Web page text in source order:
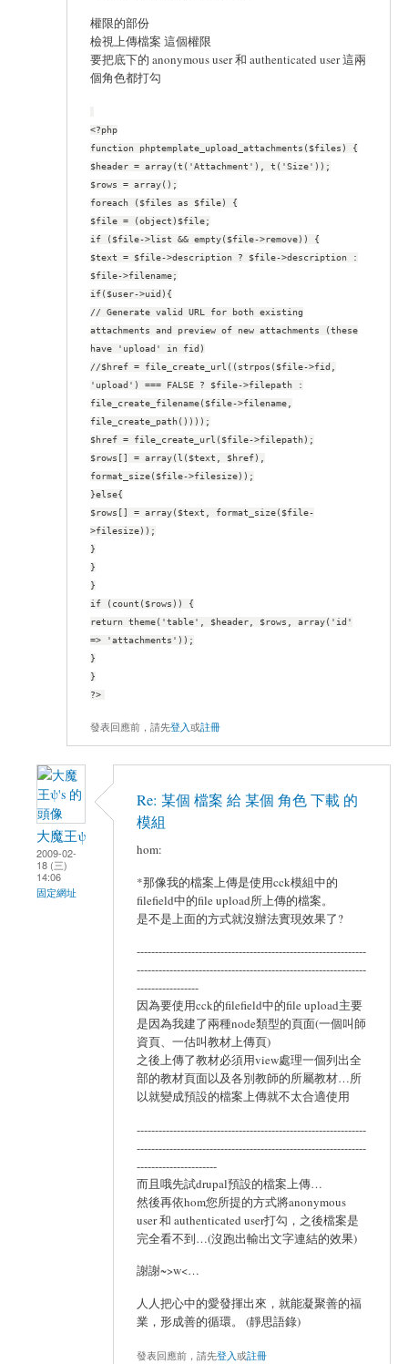
權限的部份
檢視上傳檔案 這個權限
要把底下的 anonymous user 和 authenticated user 這兩
個角色都打勾
<?php
function phptemplate_upload_attachments($files) {
$header = array(t('Attachment'), t('Size'));
$rows = array();
foreach ($files as $file) {
$file = (object)$file;
if ($file->list && empty($file->remove)) {
$text = $file->description ? $file->description :
$file->filename;
if($user->uid){
// Generate valid URL for both existing
attachments and preview of new attachments (these
have 'upload' in fid)
//$href = file_create_url((strpos($file->fid,
'upload') === FALSE ? $file->filepath :
file_create_filename($file->filename,
file_create_path())));
$href = file_create_url($file->filepath);
$rows[] = array(l($text, $href),
format_size($file->filesize));
}else{
$rows[] = array($text, format_size($file-
>filesize));
}
}
}
if (count($rows)) {
return theme('table', $header, $rows, array('id'
=> 'attachments'));
}
}
?>
發表回應前，請先登入或註冊
大魔王ψ
2009-02-
18 (三)
14:06
固定網址
Re: 某個 檔案 給 某個 角色 下載 的
模組
hom:
*那像我的檔案上傳是使用cck模組中的
filefield中的file upload所上傳的檔案。
是不是上面的方式就沒辦法實現效果了?
---------------------------------------------------------------
---------------------------------------------------------------
-----------------
因為要使用cck的filefield中的file upload主要
是因為我建了兩種node類型的頁面(一個叫師
資頁、一估叫教材上傳頁)
之後上傳了教材必須用view處理一個列出全
部的教材頁面以及各別教師的所屬教材…所
以就變成預設的檔案上傳就不太合適使用
---------------------------------------------------------------
---------------------------------------------------------------
----------------------
而且哦先試drupal預設的檔案上傳…
然後再依hom您所提的方式將anonymous
user 和 authenticated user打勾，之後檔案是
完全看不到…(沒跑出輸出文字連結的效果)
謝謝~>w<…
人人把心中的愛發揮出來，就能凝聚善的福
業，形成善的循環。 (靜思語錄)
發表回應前，請先登入或註冊